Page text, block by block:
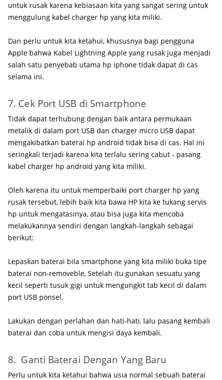
untuk rusak karena kebiasaan kita yang sangat sering untuk
menggulung kabel charger hp yang kita miliki.
Dan perlu untuk kita ketahui, khususnya bagi pengguna
Apple bahwa Kabel Lightning Apple yang rusak juga menjadi
salah satu penyebab utama hp iphone tidak dapat di cas
selama ini.
7. Cek Port USB di Smartphone
Tidak dapat terhubung dengan baik antara permukaan
metalik di dalam port USB dan charger micro USB dapat
mengakibatkan baterai hp android tidak bisa di cas. Hal ini
seringkali terjadi karena kita terlalu sering cabut - pasang
kabel charger hp android yang kita miliki.
Oleh karena itu untuk memperbaiki port charger hp yang
rusak tersebut, lebih baik kita bawa HP kita ke tukang servis
hp untuk mengatasinya, atau bisa juga kita mencoba
melakukannya sendiri dengan langkah-langkah sebagai
berikut:
Lepaskan baterai bila smartphone yang kita miliki buka tipe
baterai non-removeble, Setelah itu gunakan sesuatu yang
kecil seperti tusuk gigi untuk mengungkit tab kecil di dalam
port USB ponsel.
Lakukan dengan perlahan dan hati-hati, lalu pasang kembali
baterai dan coba untuk mengisi daya kembali.
8. Ganti Baterai Dengan Yang Baru
Perlu untuk kita ketahui bahwa usia normal sebuah baterai